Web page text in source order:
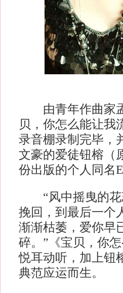
由青年作曲家孟
贝，你怎么能让我
录音棚录制完毕，
文豪的爱徒钮榕（
份出版的个人同名
“风中摇曳的花
挽回，到最后一个
渐渐枯萎，爱你早
碎。”《宝贝，你
悦耳动听，加上钮
典范应运而生。